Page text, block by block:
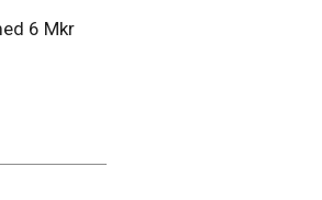
6 Mkr